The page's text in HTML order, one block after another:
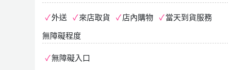
外送 來店取貨 店內購物 當天到貨服務
無障礙程度
無障礙入口